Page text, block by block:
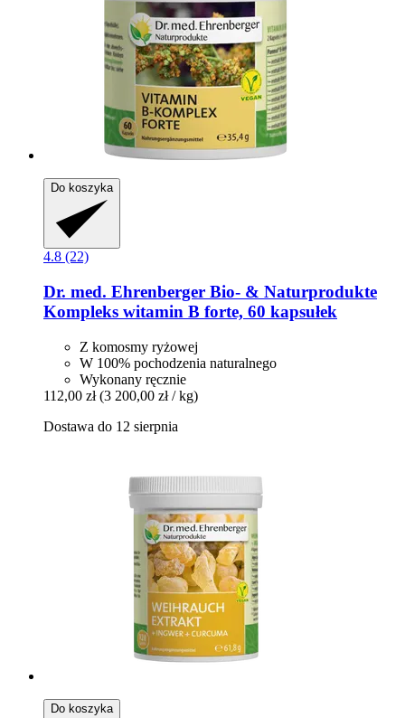
Do koszyka
4.8 (22)
Dr. med. Ehrenberger Bio- & Naturprodukte
Kompleks witamin B forte, 60 kapsułek
Z komosmy ryżowej
W 100% pochodzenia naturalnego
Wykonany ręcznie
112,00 zł (3 200,00 zł / kg)
Dostawa do 12 sierpnia
Do koszyka